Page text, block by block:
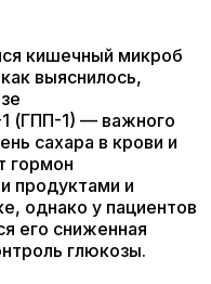
кишечный микроб
выяснилось,
(ГПП-1) — важного
сахара в крови и
гормон
продуктами и
однако у пациентов
его сниженная
глюкозы.